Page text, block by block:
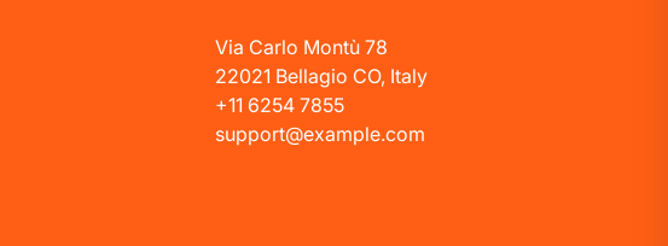
Via Carlo Montù 78
22021 Bellagio CO, Italy
+11 6254 7855
support@example.com